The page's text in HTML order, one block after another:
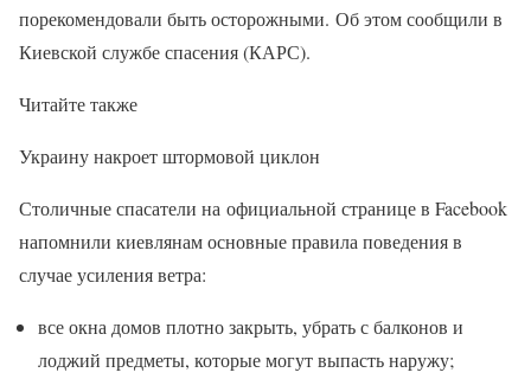
порекомендовали быть осторожными. Об этом сообщили в
Киевской службе спасения (КАРС).
Читайте также
Украину накроет штормовой циклон
Столичные спасатели на официальной странице в Facebook
напомнили киевлянам основные правила поведения в
случае усиления ветра:
все окна домов плотно закрыть, убрать с балконов и
лоджий предметы, которые могут выпасть наружу;